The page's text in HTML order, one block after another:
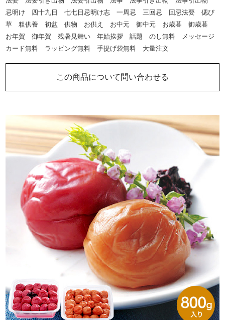
この商品について問い合わせる
忌明け 四十九日 七七日忌明け志 一周忌 三回忌 回忌法要 偲び
草 粗供養 初盆 供物 お供え お中元 御中元 お歳暮 御歳暮
お年賀 御年賀 残暑見舞い 年始挨拶 話題 のし無料 メッセージ
カード無料 ラッピング無料 手提げ袋無料 大量注文